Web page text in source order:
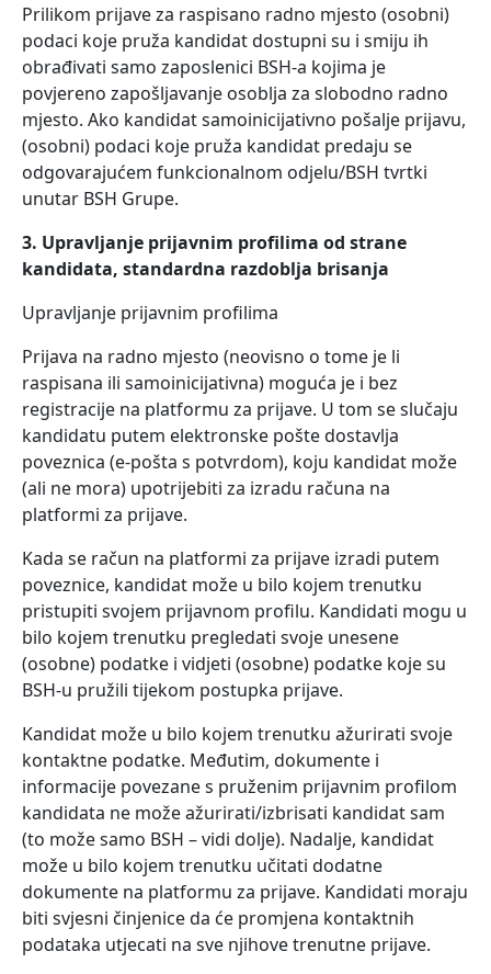
Prilikom prijave za raspisano radno mjesto (osobni)
podaci koje pruža kandidat dostupni su i smiju ih
obrađivati samo zaposlenici BSH-a kojima je
povjereno zapošljavanje osoblja za slobodno radno
mjesto. Ako kandidat samoinicijativno pošalje prijavu,
(osobni) podaci koje pruža kandidat predaju se
odgovarajućem funkcionalnom odjelu/BSH tvrtki
unutar BSH Grupe.
3. Upravljanje prijavnim profilima od strane
kandidata, standardna razdoblja brisanja
Upravljanje prijavnim profilima
Prijava na radno mjesto (neovisno o tome je li
raspisana ili samoinicijativna) moguća je i bez
registracije na platformu za prijave. U tom se slučaju
kandidatu putem elektronske pošte dostavlja
poveznica (e-pošta s potvrdom), koju kandidat može
(ali ne mora) upotrijebiti za izradu računa na
platformi za prijave.
Kada se račun na platformi za prijave izradi putem
poveznice, kandidat može u bilo kojem trenutku
pristupiti svojem prijavnom profilu. Kandidati mogu u
bilo kojem trenutku pregledati svoje unesene
(osobne) podatke i vidjeti (osobne) podatke koje su
BSH-u pružili tijekom postupka prijave.
Kandidat može u bilo kojem trenutku ažurirati svoje
kontaktne podatke. Međutim, dokumente i
informacije povezane s pruženim prijavnim profilom
kandidata ne može ažurirati/izbrisati kandidat sam
(to može samo BSH – vidi dolje). Nadalje, kandidat
može u bilo kojem trenutku učitati dodatne
dokumente na platformu za prijave. Kandidati moraju
biti svjesni činjenice da će promjena kontaktnih
podataka utjecati na sve njihove trenutne prijave.